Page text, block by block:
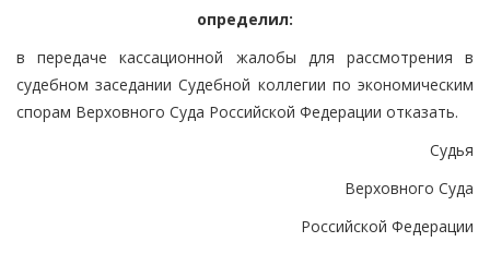
определил:
в передаче кассационной жалобы для рассмотрения в
судебном заседании Судебной коллегии по экономическим
спорам Верховного Суда Российской Федерации отказать.
Судья
Верховного Суда
Российской Федерации